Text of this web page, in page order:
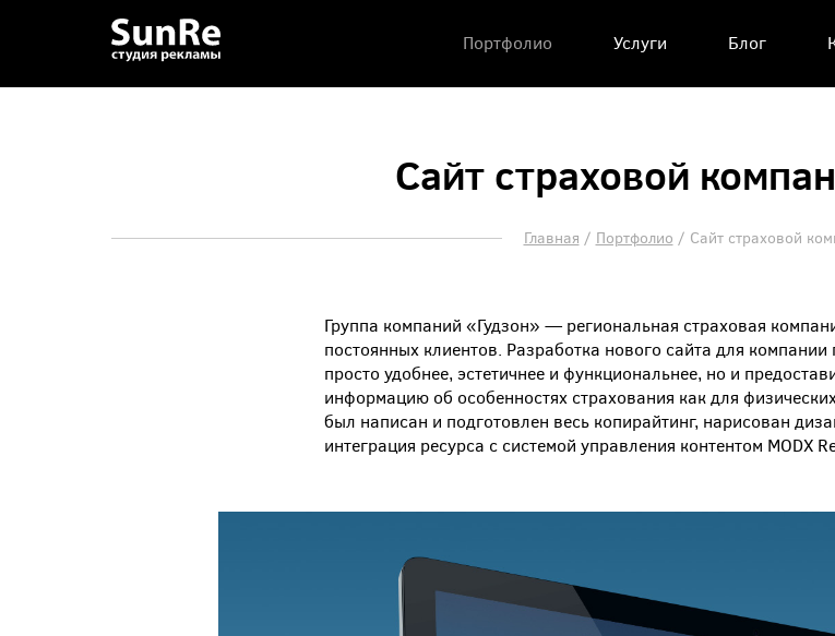
Портфолио Услуги Блог
Сайт страховой
Главная / Портфолио / Сайт страховой
Группа компаний «Гудзон» — региональная страховая
постоянных клиентов. Разработка нового сайта для
просто удобнее, эстетичнее и функциональнее, но и
информацию об особенностях страхования как для
был написан и подготовлен весь копирайтинг, нарисован
интеграция ресурса с системой управления контентом MODX